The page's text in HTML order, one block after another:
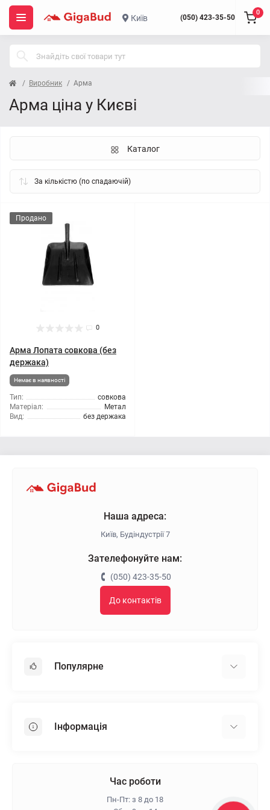
Київ (050) 423-35-50
0
Виробник Арма
Арма ціна у Києві
Каталог
Продано
0
Арма Лопата совкова (без
держака)
Немає в наявності
Тип:
совкова
Матеріал:
Метал
Вид:
без держака
Наша адреса:
Київ, Будіндустрії 7
Зателефонуйте нам:
(050) 423-35-50
До контактів
Популярне
Пінопласт
Інформація
Час роботи
Пн-Пт: з 8 до 18